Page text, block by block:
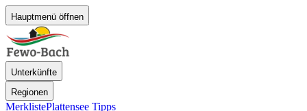
Hauptmenü öffnen
Unterkünfte
Regionen
MerklistePlattensee Tipps